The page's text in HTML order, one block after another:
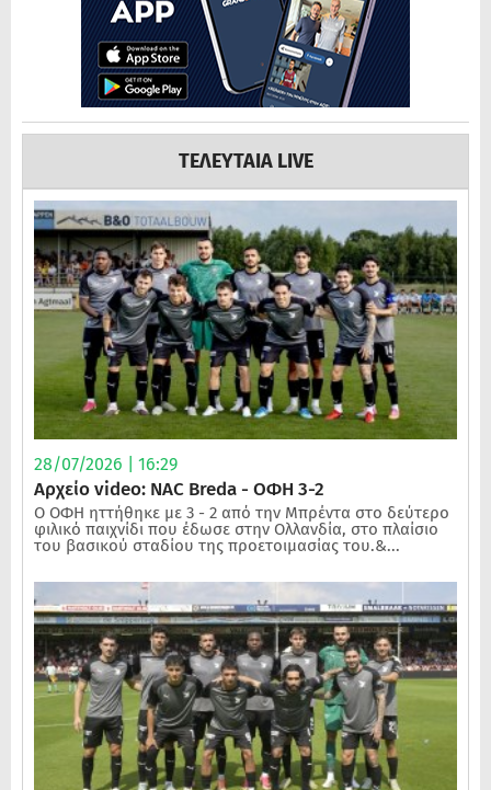
ΤΕΛΕΥΤΑΙΑ LIVE
28/07/2026 | 16:29
Αρχείο video: NAC Breda - ΟΦΗ 3-2
Ο ΟΦΗ ηττήθηκε με 3 - 2 από την Μπρέντα στο δεύτερο
φιλικό παιχνίδι που έδωσε στην Ολλανδία, στο πλαίσιο
του βασικού σταδίου της προετοιμασίας του.&...